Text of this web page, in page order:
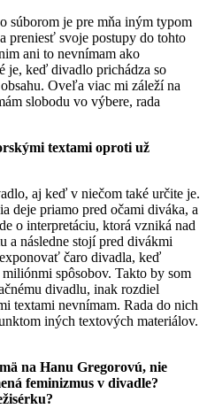
súborom je pre mňa iným typom
preniesť svoje postupy do tohto
ani to nevnímam ako
je, keď divadlo prichádza so
Oveľa viac mi záleží na
slobodu vo výbere, rada
textami oproti už
aj keď v niečom také určite je.
deje priamo pred očami diváka, a
o interpretáciu, ktorá vzniká nad
a následne stojí pred divákmi
čaro divadla, keď
spôsobov. Takto by som
divadlu, inak rozdiel
textami nevnímam. Rada do nich
iných textových materiálov.
na Hanu Gregorovú, nie
feminizmus v divadle?